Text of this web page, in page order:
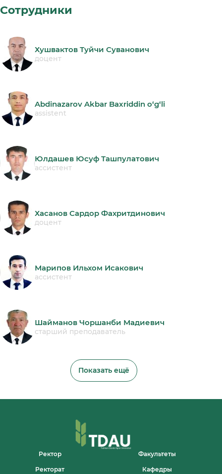
Сотрудники
Хушвактов Туйчи Суванович
доцент
Abdinazarov Akbar Baxriddin o‘g‘li
assistent
Юлдашев Юсуф Ташпулатович
ассистент
Хасанов Сардор Фахритдинович
доцент
Марипов Ильхом Исакович
ассистент
Шайманов Чоршанби Мадиевич
старший преподаватель
Показать ещё
Ректор Факультеты
Ректорат Кафедры